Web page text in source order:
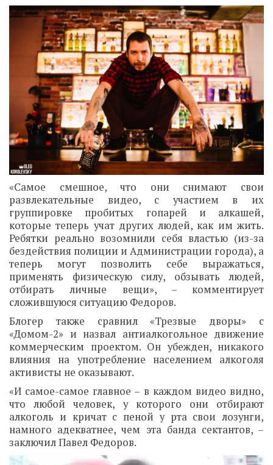
«Самое смешное, что они снимают свои
развлекательные видео, с участием в их
группировке пробитых гопарей и алкашей,
которые теперь учат других людей, как им жить.
Ребятки реально возомнили себя властью (из-за
бездействия полиции и Администрации города), а
теперь могут позволить себе выражаться,
применять физическую силу, обзывать людей,
отбирать личные вещи», – комментирует
сложившуюся ситуацию Федоров.
Блогер также сравнил «Трезвые дворы» с
«Домом-2» и назвал антиалкогольное движение
коммерческим проектом. Он убежден, никакого
влияния на употребление населением алкоголя
активисты не оказывают.
«И самое-самое главное – в каждом видео видно,
что любой человек, у которого они отбирают
алкоголь и кричат с пеной у рта свои лозунги,
намного адекватнее, чем эта банда сектантов, –
заключил Павел Федоров.